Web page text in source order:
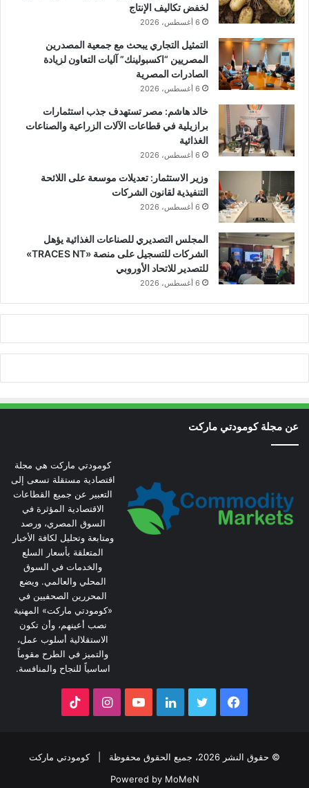
لخفض تكاليف الإنتاج
6 أغسطس، 2026
التمثيل التجاري يبحث مع جمعية المصدرين
المصريين “اكسبولينك” آليات التعاون لزيادة
الصادرات المصرية
6 أغسطس، 2026
خالد هاشم: مصر تستهدف جذب استثمارات
برازيلية في قطاعات الآلات الزراعية والصناعات
الغذائية
6 أغسطس، 2026
وزير الاستثمار: تعديلات موسعة على اللائحة
التنفيذية لقانون الشركات
6 أغسطس، 2026
المجلس التصديري للصناعات الغذائية يؤهل
الشركات للتسجيل على منصة «TRACES NT»
للتصدير للاتحاد الأوروبي
6 أغسطس، 2026
عن مجلة كومودتي ماركت
كومودتي ماركت هي مجلة
اقتصادية مستقلة تسعى إلى
التعبير عن جميع القطاعات
الاقتصادية المؤثرة في
السوق المصري، ورصد
ومتابعة وتحليل لكافة الأخبار
المتعلقة بأسعار السلع
والخدمات في السوق
المحلي والعالمي. ويضع
المحررين الصحفيين في
«كومودتي ماركت» المهنية
نصب أعينهم، وأن تكون
الاستقلالية أسلوب عمل،
والتميز في الطرح مقوماً
اساسياً للنجاح والمنافسة.
فيسبوك تويتر لينكدإنيوتيوبانستقرام
© حقوق النشر 2026، جميع الحقوق محفوظة |
كومودتي ماركت
Powered by MoMeN